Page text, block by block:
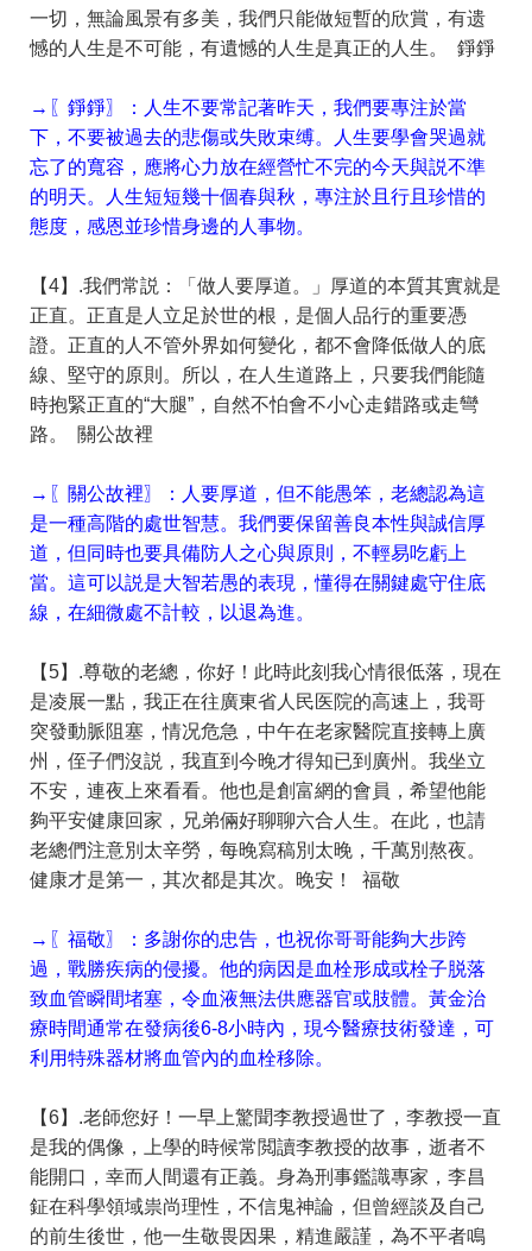
一切，無論風景有多美，我們只能做短暫的欣賞，有遗
憾的人生是不可能，有遺憾的人生是真正的人生。 錚錚
→〖錚錚〗：人生不要常記著昨天，我們要專注於當
下，不要被過去的悲傷或失敗束缚。人生要學會哭過就
忘了的寬容，應將心力放在經營忙不完的今天與説不準
的明天。人生短短幾十個春與秋，專注於且行且珍惜的
態度，感恩並珍惜身邊的人事物。
【4】.我們常説：「做人要厚道。」厚道的本質其實就是
正直。正直是人立足於世的根，是個人品行的重要憑
證。正直的人不管外界如何變化，都不會降低做人的底
線、堅守的原則。所以，在人生道路上，只要我們能隨
時抱緊正直的“大腿”，自然不怕會不小心走錯路或走彎
路。 關公故裡
→〖關公故裡〗：人要厚道，但不能愚笨，老總認為這
是一種高階的處世智慧。我們要保留善良本性與誠信厚
道，但同時也要具備防人之心與原則，不輕易吃虧上
當。這可以説是大智若愚的表現，懂得在關鍵處守住底
線，在細微處不計較，以退為進。
【5】.尊敬的老總，你好！此時此刻我心情很低落，現在
是凌展一點，我正在往廣東省人民医院的高速上，我哥
突發動脈阻塞，情况危急，中午在老家醫院直接轉上廣
州，侄子們沒説，我直到今晚才得知已到廣州。我坐立
不安，連夜上來看看。他也是創富網的會員，希望他能
夠平安健康回家，兄弟倆好聊聊六合人生。在此，也請
老總們注意別太辛勞，每晚寫稿別太晚，千萬別熬夜。
健康才是第一，其次都是其次。晚安！ 福敬
→〖福敬〗：多謝你的忠告，也祝你哥哥能夠大步跨
過，戰勝疾病的侵擾。他的病因是血栓形成或栓子脱落
致血管瞬間堵塞，令血液無法供應器官或肢體。黃金治
療時間通常在發病後6-8小時內，現今醫療技術發達，可
利用特殊器材將血管內的血栓移除。
【6】.老師您好！一早上驚聞李教授過世了，李教授一直
是我的偶像，上學的時候常閲讀李教授的故事，逝者不
能開口，幸而人間還有正義。身為刑事鑑識專家，李昌
鉦在科學領域祟尚理性，不信鬼神論，但曾經談及自己
的前生後世，他一生敬畏因果，精進嚴謹，為不平者鳴